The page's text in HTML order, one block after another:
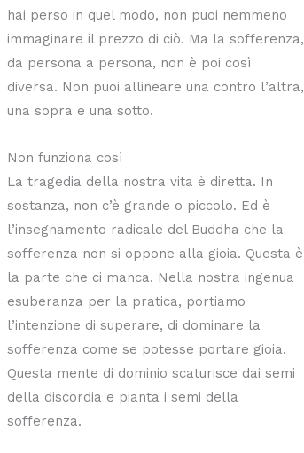
hai perso in quel modo, non puoi nemmeno
immaginare il prezzo di ciò. Ma la sofferenza,
da persona a persona, non è poi così
diversa. Non puoi allineare una contro l’altra,
una sopra e una sotto.
Non funziona così
La tragedia della nostra vita è diretta. In
sostanza, non c’è grande o piccolo. Ed è
l’insegnamento radicale del Buddha che la
sofferenza non si oppone alla gioia. Questa è
la parte che ci manca. Nella nostra ingenua
esuberanza per la pratica, portiamo
l’intenzione di superare, di dominare la
sofferenza come se potesse portare gioia.
Questa mente di dominio scaturisce dai semi
della discordia e pianta i semi della
sofferenza.